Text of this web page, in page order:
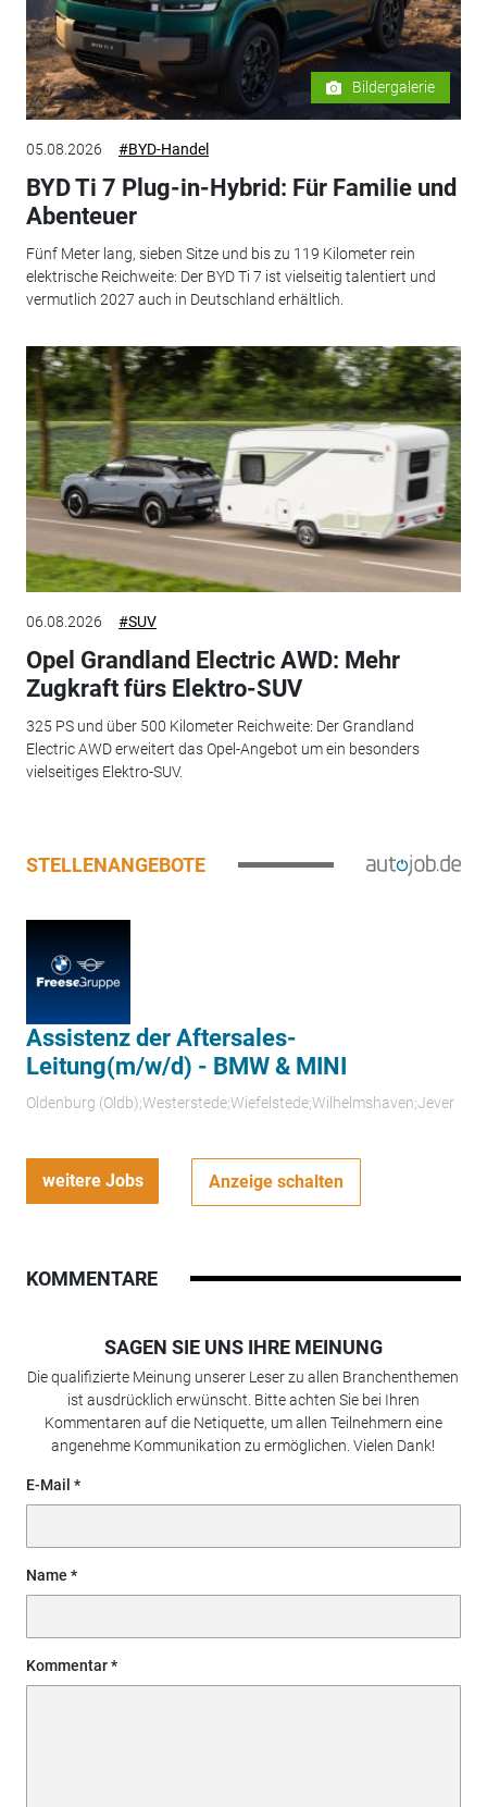
Bildergalerie
05.08.2026 #BYD-Handel
BYD Ti 7 Plug-in-Hybrid: Für Familie und
Abenteuer
Fünf Meter lang, sieben Sitze und bis zu 119 Kilometer rein
elektrische Reichweite: Der BYD Ti 7 ist vielseitig talentiert und
vermutlich 2027 auch in Deutschland erhältlich.
06.08.2026 #SUV
Opel Grandland Electric AWD: Mehr
Zugkraft fürs Elektro-SUV
325 PS und über 500 Kilometer Reichweite: Der Grandland
Electric AWD erweitert das Opel-Angebot um ein besonders
vielseitiges Elektro-SUV.
STELLENANGEBOTE
Assistenz der Aftersales-
Leitung(m/w/d) - BMW & MINI
Oldenburg (Oldb);Westerstede;Wiefelstede;Wilhelmshaven;Jever
weitere Jobs Anzeige schalten
KOMMENTARE
SAGEN SIE UNS IHRE MEINUNG
Die qualifizierte Meinung unserer Leser zu allen Branchenthemen
ist ausdrücklich erwünscht. Bitte achten Sie bei Ihren
Kommentaren auf die Netiquette, um allen Teilnehmern eine
angenehme Kommunikation zu ermöglichen. Vielen Dank!
E-Mail
Name
Kommentar